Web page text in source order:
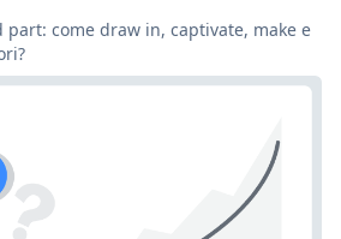
come draw in, captivate, make e